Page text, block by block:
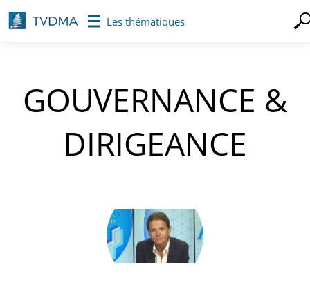
Aller
au
contenu
Les thématiques
GOUVERNANCE &
DIRIGEANCE